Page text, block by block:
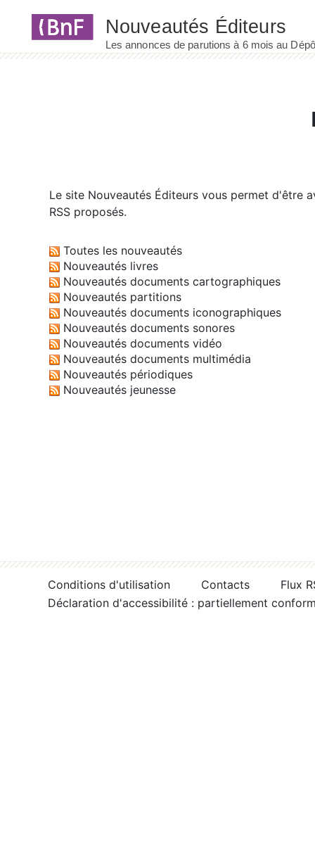
Le site Nouveautés Éditeurs vous permet d'être
RSS proposés.
Toutes les nouveautés
Nouveautés livres
Nouveautés documents cartographiques
Nouveautés partitions
Nouveautés documents iconographiques
Nouveautés documents sonores
Nouveautés documents vidéo
Nouveautés documents multimédia
Nouveautés périodiques
Nouveautés jeunesse
Conditions d'utilisation Contacts
Flux
Déclaration d'accessibilité : partiellement